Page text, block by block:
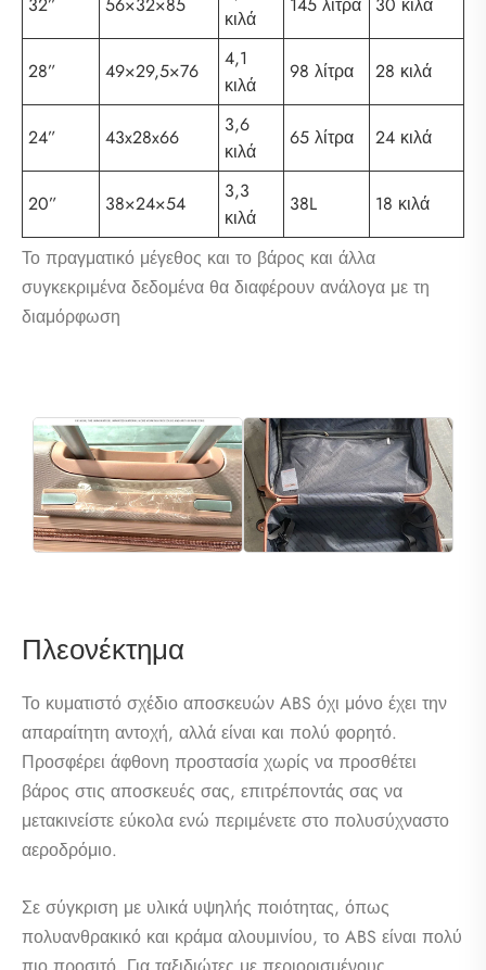
κιλά
28” 49×29,5×76
4,1
κιλά
98 λίτρα 28 κιλά
24” 43x28x66
3,6
κιλά
65 λίτρα 24 κιλά
20” 38×24×54
3,3
κιλά
38L 18 κιλά
Το πραγματικό μέγεθος και το βάρος και άλλα
συγκεκριμένα δεδομένα θα διαφέρουν ανάλογα με τη
διαμόρφωση
Πλεονέκτημα
Το κυματιστό σχέδιο αποσκευών ABS όχι μόνο έχει την
απαραίτητη αντοχή, αλλά είναι και πολύ φορητό.
Προσφέρει άφθονη προστασία χωρίς να προσθέτει
βάρος στις αποσκευές σας, επιτρέποντάς σας να
μετακινείστε εύκολα ενώ περιμένετε στο πολυσύχναστο
αεροδρόμιο.
Σε σύγκριση με υλικά υψηλής ποιότητας, όπως
πολυανθρακικό και κράμα αλουμινίου, το ABS είναι πολύ